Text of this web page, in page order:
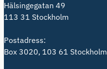
Hälsingegatan 49
113 31 Stockholm
Postadress:
Box 3020, 103 61 Stockholm